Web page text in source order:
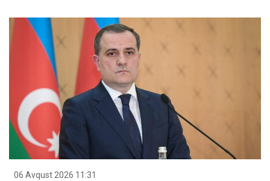
06 Avqust 2026 11:31